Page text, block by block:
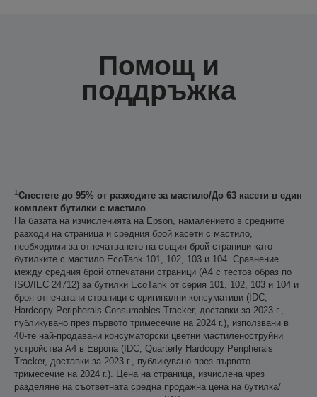
Помощ и
поддръжка
1Спестете до 95% от разходите за мастило/До 63 касети в един
комплект бутилки с мастило
На базата на изчисленията на Epson, намалението в средните
разходи на страница и средния брой касети с мастило,
необходими за отпечатването на същия брой страници като
бутилките с мастило EcoTank 101, 102, 103 и 104. Сравнение
между средния брой отпечатани страници (A4 с тестов образ по
ISO/IEC 24712) за бутилки EcoTank от серия 101, 102, 103 и 104 и
броя отпечатани страници с оригинални консумативи (IDC,
Hardcopy Peripherals Consumables Tracker, доставки за 2023 г.,
публикувано през първото тримесечие на 2024 г.), използвани в
40-те най-продавани консуматорски цветни мастиленоструйни
устройства А4 в Европа (IDC, Quarterly Hardcopy Peripherals
Tracker, доставки за 2023 г., публикувано през първото
тримесечие на 2024 г.). Цена на страница, изчислена чрез
разделяне на съответната средна продажна цена на бутилка/